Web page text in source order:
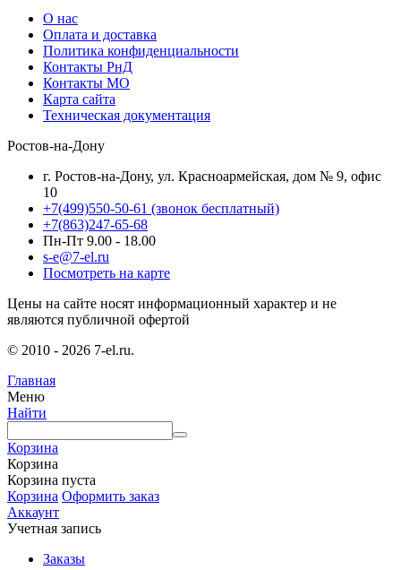
О нас
Оплата и доставка
Политика конфиденциальности
Контакты РнД
Контакты МО
Карта сайта
Техническая документация
Ростов-на-Дону
г. Ростов-на-Дону, ул. Красноармейская, дом № 9, офис
10
+7(499)550-50-61 (звонок бесплатный)
+7(863)247-65-68
Пн-Пт 9.00 - 18.00
s-e@7-el.ru
Посмотреть на карте
Цены на сайте носят информационный характер и не
являются публичной офертой
© 2010 - 2026 7-el.ru.
Главная
Меню
Найти
Корзина
Корзина
Корзина пуста
Корзина Оформить заказ
Аккаунт
Учетная запись
Заказы